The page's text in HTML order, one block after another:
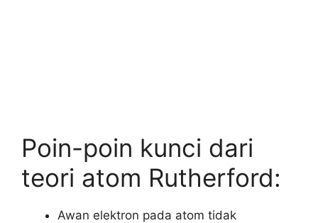
Poin-poin kunci dari
teori atom Rutherford:
Awan elektron pada atom tidak